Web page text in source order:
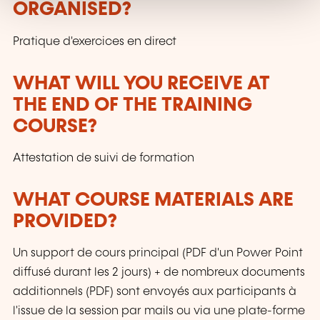
ORGANISED?
Pratique d'exercices en direct
WHAT WILL YOU RECEIVE AT
THE END OF THE TRAINING
COURSE?
Attestation de suivi de formation
WHAT COURSE MATERIALS ARE
PROVIDED?
Un support de cours principal (PDF d'un Power Point
diffusé durant les 2 jours) + de nombreux documents
additionnels (PDF) sont envoyés aux participants à
l'issue de la session par mails ou via une plate-forme